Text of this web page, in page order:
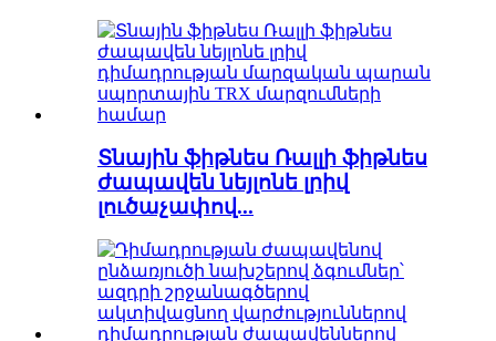
Տնային ֆիթնես Ռալլի ֆիթնես
ժապավեն նեյլոնե լրիվ
լուծաչափով...